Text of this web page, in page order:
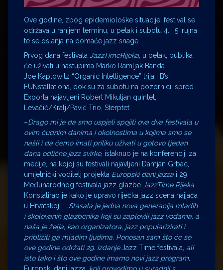
Ove godine, zbog epidemiološke situacije, festival se
održava u ranijem terminu, u petak i subotu 4. i 5. rujna
te se oslanja na domaće jazz snage.
Prvog dana festivala JazzTimeRijeka , u petak, publika
će uživati u nastupima Marko Ramljak Banda
Joe Kaplowitz “Organic Intelligence” trija i B’s
FUNstallationa, dok su za subotu na pozornici ispred
Exporta najavljeni Robert Mikuljan quintet,
Levačić/Kralj/Pavić Trio, Sterptet.
–Drago mi je da smo uspjeli spojiti ova dva festivala u
ovim čudnim danima i okolnostima u kojima smo se
našli i da ćemo imati priliku uživati u gotovo tjedan
dana odlične jazz svirke, istaknuo je na konferenciji za
medije, na kojoj su festivali najavljeni Damjan Grbac,
umjetnički voditelj projekta Europski dani jazza i 29.
Međunarodnog festivala jazz glazbe JazzTime Rijeka
Konstatirao je kako je upravo riječka jazz scena najjača
u Hrvatskoj: – Stasala je jedna nova generacija mladih
i školovanih glazbenika koji su zaplovili jazz vodama, a
naša je želja, kao organizatora, jazz popularizirati i
približiti ga mladim ljudima. Ponosan sam što će se
ove godine održati 29. izdanje Jazz Time festivala, ali
isto tako i što ove godine imamo novi jazz program,